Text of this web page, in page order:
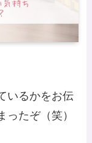
いるかをお伝
ったぞ（笑）